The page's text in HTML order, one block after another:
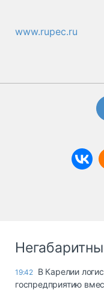
www.rupec.ru
19:42 В Карелии
госпредприятию